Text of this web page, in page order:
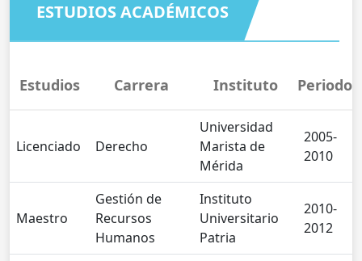
ESTUDIOS ACADÉMICOS
Estudios Carrera Instituto Periodo
Licenciado Derecho
Universidad
Marista de
Mérida
2005-
2010
Maestro
Gestión de
Recursos
Humanos
Instituto
Universitario
Patria
2010-
2012